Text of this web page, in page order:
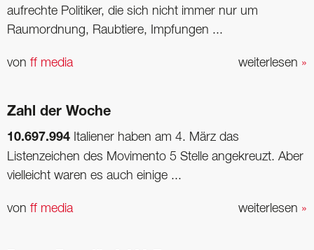
aufrechte Politiker, die sich nicht immer nur um
Raumordnung, Raubtiere, Impfungen ...
weiterlesen »
von ff media
Zahl der Woche
10.697.994 Italiener haben am 4. März das
Listenzeichen des Movimento 5 Stelle angekreuzt. Aber
vielleicht waren es auch einige ...
weiterlesen »
von ff media